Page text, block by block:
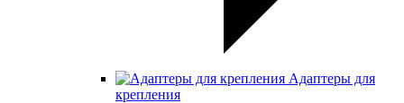
Адаптеры для
крепления